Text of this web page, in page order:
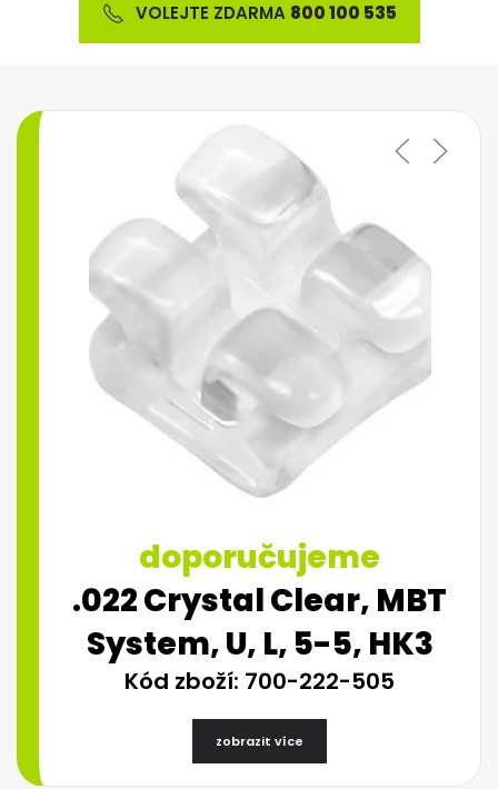
VOLEJTE ZDARMA 800 100 535
doporučujeme
.022 Crystal Clear, MBT
System, U, L, 5-5, HK3
Kód zboží: 700-222-505
zobrazit více